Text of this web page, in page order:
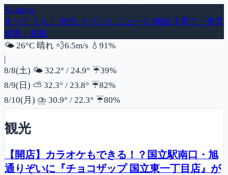
Kunitter
すべて くらし 観光 イベント ニュース 地域 子育て・教育
健康・福祉
🌤️ 26°C 晴れ 💨風速
6.5m/s 💧 湿度
91%
|
8/8(土) 🌤️ 32.2° / 24.9° ☔降水確率
39%
8/9(日) ⛅ 32.3° / 23.8° ☔降水確率
82%
8/10(月) ⛈️ 30.9° / 22.3° ☔降水確率
80%
観光
【開店】カラオケもできる！？国立駅南口・旭
通りぞいに『チョコザップ 国立東一丁目店』が